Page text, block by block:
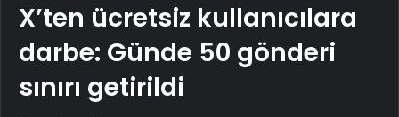
X’ten ücretsiz kullanıcılara
darbe: Günde 50 gönderi
sınırı getirildi